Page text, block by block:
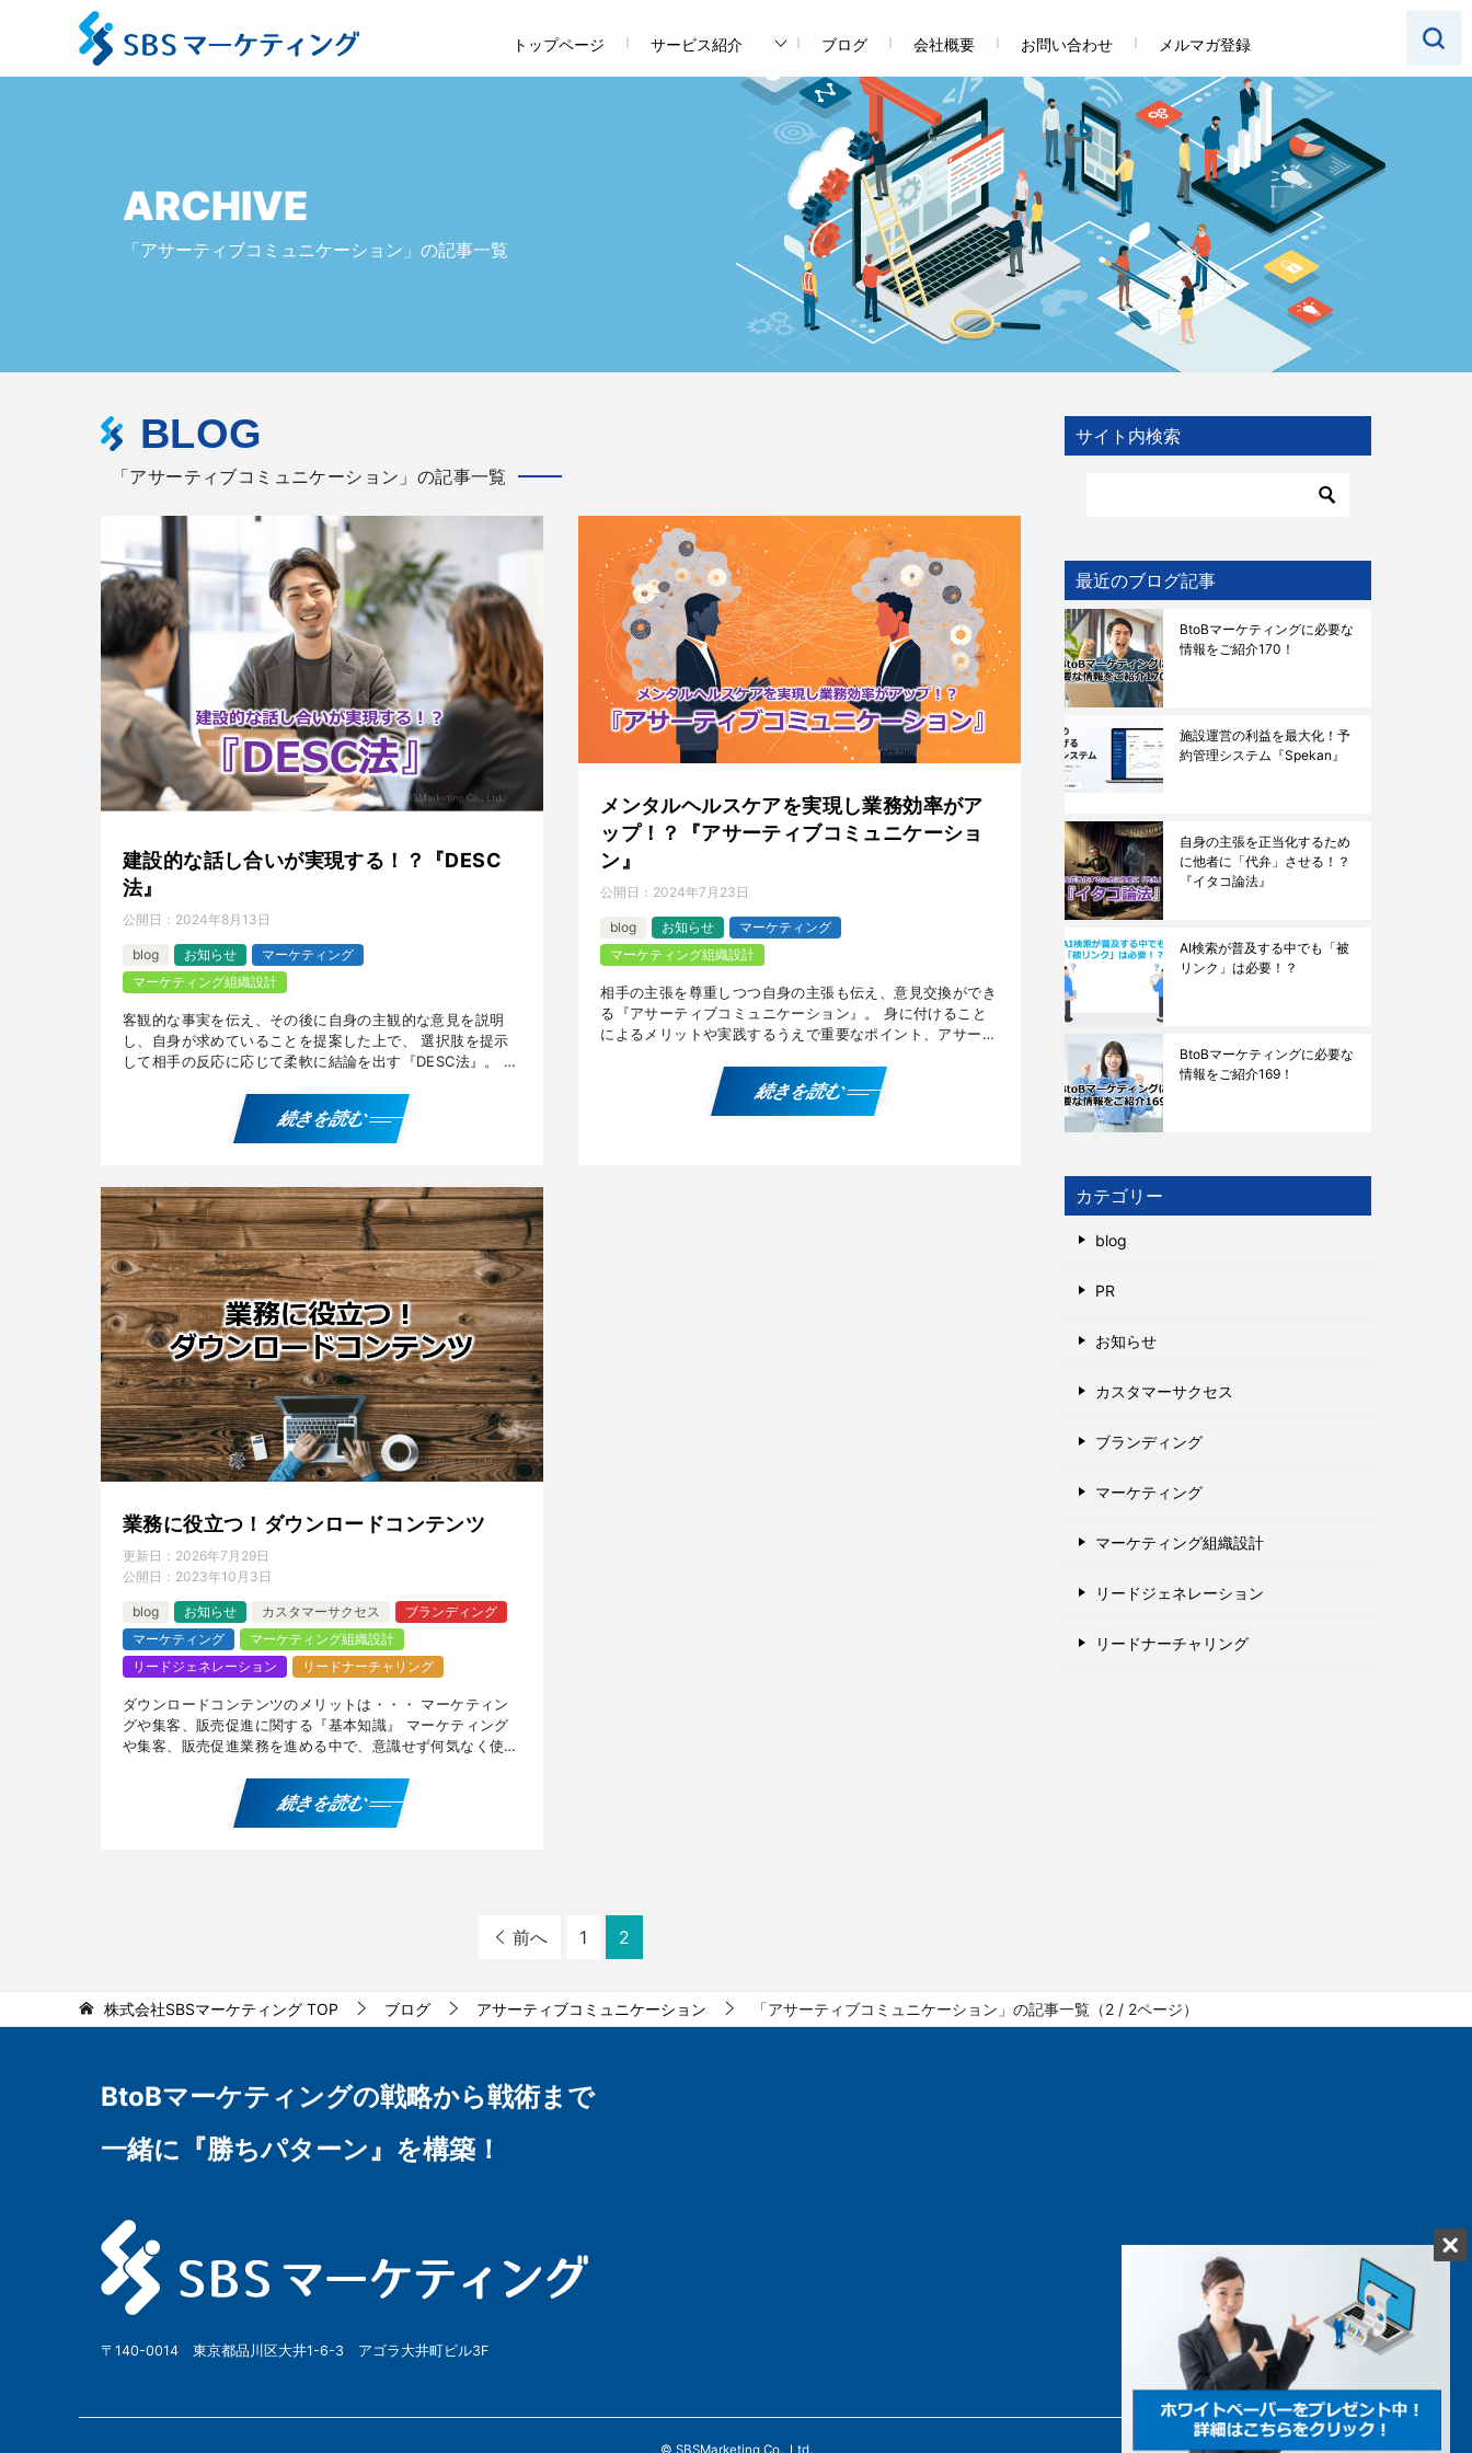
トップページ サービス紹介 ブログ 会社概要 お問い合わせ メルマガ登録
ARCHIVE
「アサーティブコミュニケーション」の記事一覧
BLOG
「アサーティブコミュニケーション」の記事一覧
建設的な話し合いが実現する！？『DESC
法』
公開日： 2024年8月13日
blog お知らせ
マーケティング
マーケティング組織設計
客観的な事実を伝え、その後に自身の主観的な意見を説明
し、自身が求めていることを提案した上で、 選択肢を提示
して相手の反応に応じて柔軟に結論を出す『DESC法』。 メ
続きを読む
メンタルヘルスケアを実現し業務効率がア
ップ！？『アサーティブコミュニケーショ
ン』
公開日： 2024年7月23日
blog お知らせ
マーケティング
マーケティング組織設計
相手の主張を尊重しつつ自身の主張も伝え、意見交換ができ
る『アサーティブコミュニケーション』。 身に付けること
によるメリットや実践するうえで重要なポイント、アサーシ
続きを読む
業務に役立つ！ダウンロードコンテンツ
更新日： 2026年7月29日
公開日： 2023年10月3日
blog お知らせ カスタマーサクセス
ブランディング
マーケティング
マーケティング組織設計
リードジェネレーション
リードナーチャリング
ダウンロードコンテンツのメリットは・・・ マーケティン
グや集客、販売促進に関する『基本知識』 マーケティング
や集客、販売促進業務を進める中で、意識せず何気なく使う
続きを読む
前へ 1 2
サイト内検索
最近のブログ記事
BtoBマーケティングに必要な
情報をご紹介170！
施設運営の利益を最大化！予
約管理システム『Spekan』
自身の主張を正当化するため
に他者に「代弁」させる！？
『イタコ論法』
AI検索が普及する中でも「被
リンク」は必要！？
BtoBマーケティングに必要な
情報をご紹介169！
カテゴリー
blog
PR
お知らせ
カスタマーサクセス
ブランディング
マーケティング
マーケティング組織設計
リードジェネレーション
リードナーチャリング
株式会社SBSマーケティング TOP ブログ アサーティブコミュニケーション 「アサーティブコミュニケーション」の記事一覧（2 / 2ページ）
BtoBマーケティングの戦略から戦術まで
一緒に『勝ちパターン』を構築！
〒140-0014 東京都品川区大井1-6-3 アゴラ大井町ビル3F
© SBSMarketing Co., Ltd.